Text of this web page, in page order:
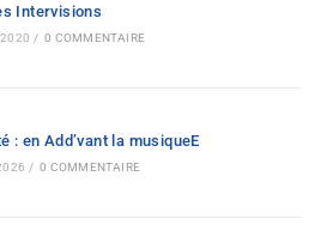
Intervisions
/ 0 COMMENTAIRE
: en Add’vant la musiqueE
/ 0 COMMENTAIRE